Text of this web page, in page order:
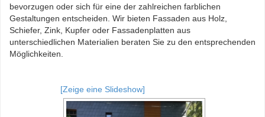
bevorzugen oder sich für eine der zahlreichen farblichen
Gestaltungen entscheiden. Wir bieten Fassaden aus Holz,
Schiefer, Zink, Kupfer oder Fassadenplatten aus
unterschiedlichen Materialien beraten Sie zu den entsprechenden
Möglichkeiten.
[Zeige eine Slideshow]